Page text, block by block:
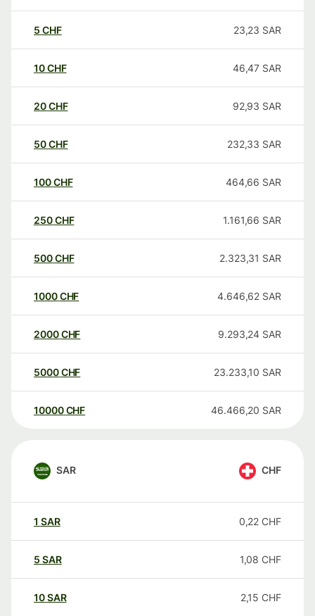
5 CHF 23,23 SAR
10CHF 46,47 SAR
20CHF 92,93 SAR
50CHF 232,33 SAR
100CHF 464,66 SAR
250CHF 1.161,66 SAR
500CHF 2.323,31 SAR
1000CHF 4.646,62 SAR
2000CHF 9.293,24 SAR
5000CHF 23.233,10 SAR
10000 CHF 46.466,20 SAR
SAR CHF
1 SAR 0,22 CHF
5 SAR 1,08 CHF
10SAR 2,15 CHF